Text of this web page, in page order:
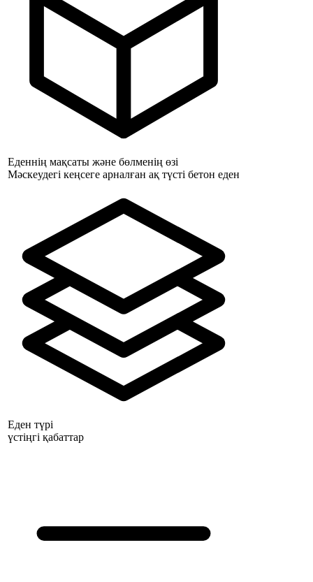
Еденнің мақсаты және бөлменің өзі
Мәскеудегі кеңсеге арналған ақ түсті бетон еден
Еден түрі
үстіңгі қабаттар